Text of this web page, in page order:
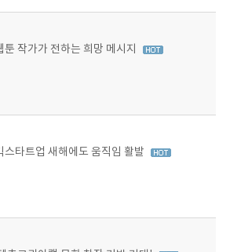
작가가 전하는 희망 메시지
타트업 새해에도 움직임 활발